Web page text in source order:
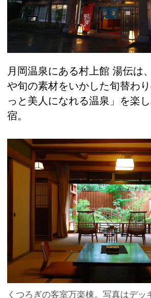
月岡温泉にある村上館 湯伝は
や旬の素材をいかした旬替わ
っと美人になれる温泉」を楽
宿。
くつろぎの客室万楽棟。写真はデッ